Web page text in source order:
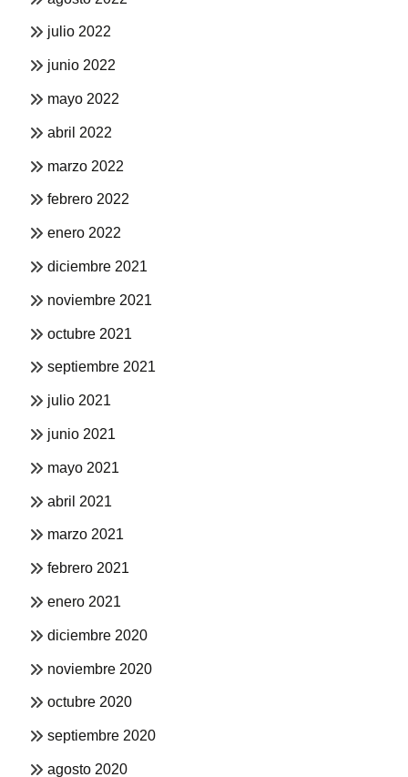
julio 2022
junio 2022
mayo 2022
abril 2022
marzo 2022
febrero 2022
enero 2022
diciembre 2021
noviembre 2021
octubre 2021
septiembre 2021
julio 2021
junio 2021
mayo 2021
abril 2021
marzo 2021
febrero 2021
enero 2021
diciembre 2020
noviembre 2020
octubre 2020
septiembre 2020
agosto 2020